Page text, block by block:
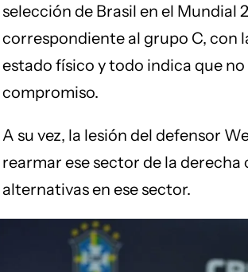
selección de Brasil en el Mundial
correspondiente al grupo C, con
estado físico y todo indica que
compromiso.
A su vez, la lesión del defensor
rearmar ese sector de la
alternativas en ese sector.